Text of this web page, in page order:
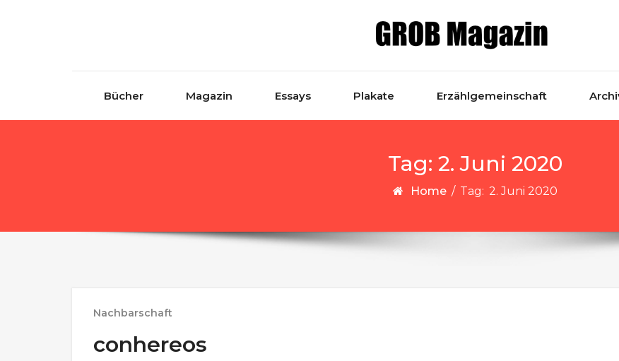
Bücher Magazin Essays Plakate Erzählgemeinschaft
Tag: 2. Juni 2020
Home / Tag: 2. Juni 2020
Nachbarschaft
conhereos